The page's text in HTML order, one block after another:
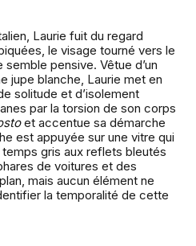
Laurie fuit du regard
le visage tourné vers le
pensive. Vêtue d’un
jupe blanche, Laurie met en
solitude et d’isolement
par la torsion de son corps
et accentue sa démarche
est appuyée sur une vitre qui
gris aux reflets bleutés
de voitures et des
mais aucun élément ne
la temporalité de cette